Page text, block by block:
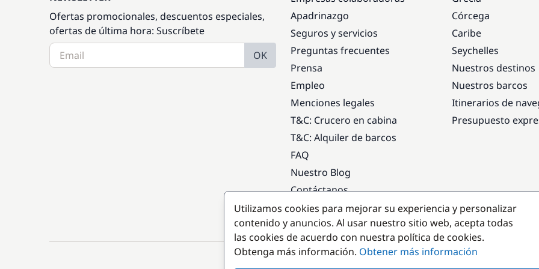
Ofertas promocionales, descuentos especiales,
ofertas de última hora: Suscríbete
OK
Apadrinazgo
Seguros y servicios
Preguntas frecuentes
Prensa
Empleo
Menciones legales
T&C: Crucero en cabina
T&C: Alquiler de barcos
FAQ
Nuestro Blog
Contáctanos
Córcega
Caribe
Seychelles
Nuestros destinos
Nuestros barcos
Itinerarios de
Presupuesto
Destinos populares
Utilizamos cookies para mejorar su experiencia y personalizar
contenido y anuncios. Al usar nuestro sitio web, acepta todas
las cookies de acuerdo con nuestra política de cookies.
Obtenga más información. Obtener más información